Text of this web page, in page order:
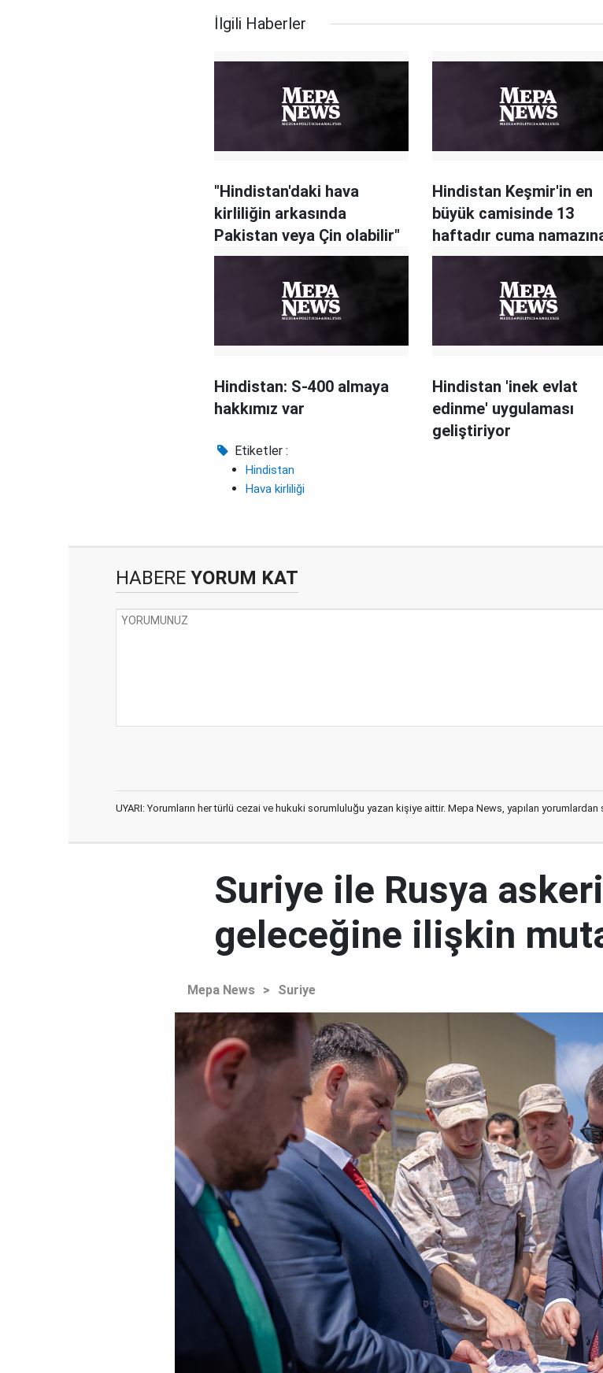
İlgili Haberler
"Hindistan'daki hava
kirliliğin arkasında
Pakistan veya Çin olabilir"
Hindistan Keşmir'in en
büyük camisinde 13
haftadır cuma
izin vermiyor
Hindistan: S-400 almaya
hakkımız var
Hindistan 'inek evlat
edinme' uygulaması
geliştiriyor
Etiketler :
Hindistan
Hava kirliliği
HABERE YORUM KAT
UYARI: Yorumların her türlü cezai ve hukuki sorumluluğu yazan kişiye aittir. Mepa News, yapılan
Suriye ile Rusya
geleceğine ilişkin
Mepa News > Suriye